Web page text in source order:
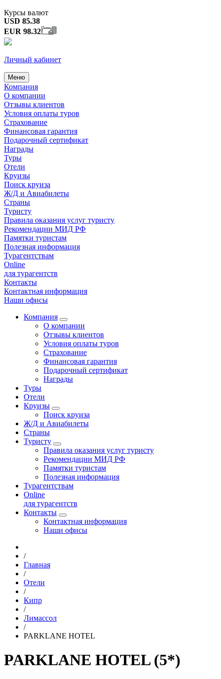
Курсы валют
USD 85.38
EUR 98.32
Личный кабинет
Меню
Компания
О компании
Отзывы клиентов
Условия оплаты туров
Страхование
Финансовая гарантия
Подарочный сертификат
Награды
Туры
Отели
Круизы
Поиск круиза
Ж/Д и Авиабилеты
Страны
Туристу
Правила оказания услуг туристу
Рекомендации МИД РФ
Памятки туристам
Полезная информация
Турагентствам
Online
для турагентств
Контакты
Контактная информация
Наши офисы
Компания
О компании
Отзывы клиентов
Условия оплаты туров
Страхование
Финансовая гарантия
Подарочный сертификат
Награды
Туры
Отели
Круизы
Поиск круиза
Ж/Д и Авиабилеты
Страны
Туристу
Правила оказания услуг туристу
Рекомендации МИД РФ
Памятки туристам
Полезная информация
Турагентствам
Online
для турагентств
Контакты
Контактная информация
Наши офисы
/
Главная
/
Отели
/
Кипр
/
Лимассол
/
PARKLANE HOTEL
PARKLANE HOTEL (5*)